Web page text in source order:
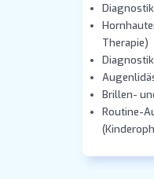
Therapie)
Brillen-
Routine-